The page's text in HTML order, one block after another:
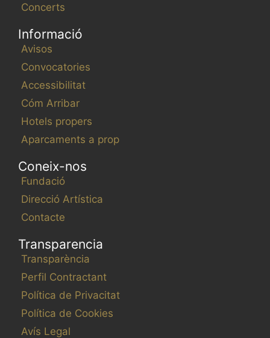
Concerts
Informació
Avisos
Convocatories
Accessibilitat
Cóm Arribar
Hotels propers
Aparcaments a prop
Coneix-nos
Fundació
Direcció Artística
Contacte
Transparencia
Transparència
Perfil Contractant
Política de Privacitat
Política de Cookies
Avís Legal